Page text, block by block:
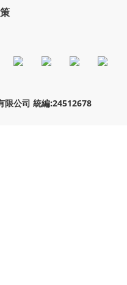
限公司 統編:24512678